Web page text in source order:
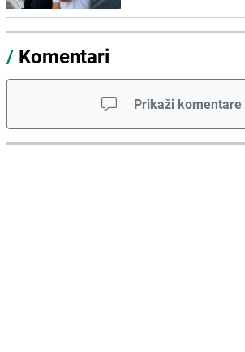
/ Komentari
Prikaži komentare